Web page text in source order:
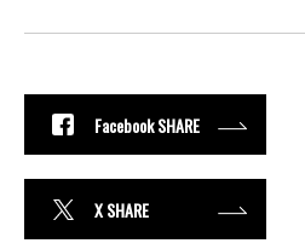
Facebook SHARE
X SHARE